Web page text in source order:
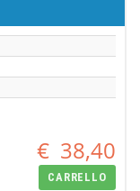
€ 38,40
CARRELLO